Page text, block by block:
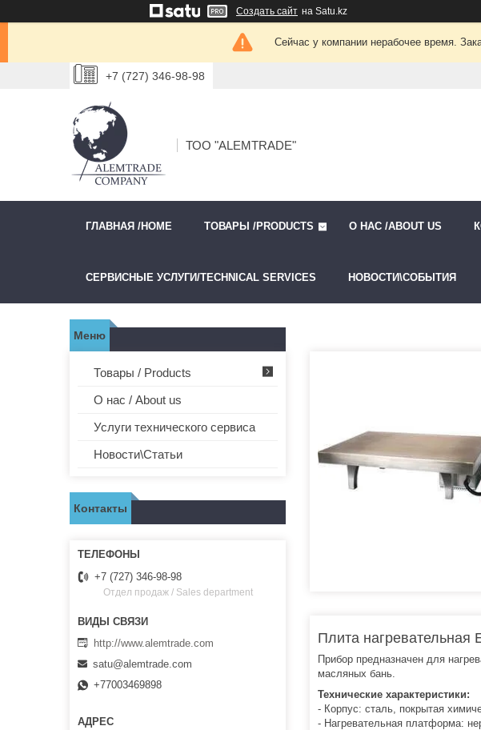
Создать сайт на Satu.kz
Сейчас у компании нерабочее время.
+7 (727) 346-98-98
ТОО "ALEMTRADE"
ГЛАВНАЯ /HOME ТОВАРЫ /PRODUCTS О НАС /ABOUT US
СЕРВИСНЫЕ УСЛУГИ/TECHNICAL SERVICES НОВОСТИ\СОБЫТИЯ
Плита нагревательная
Прибор предназначен для
масляных бань.
Технические характеристики:
- Корпус: сталь, покрытая
- Нагревательная платформа:
Товары / Products
О нас / About us
Услуги технического сервиса
Новости\Статьи
Контакты
+7 (727) 346-98-98
Отдел продаж / Sales department
http://www.alemtrade.com
satu@alemtrade.com
+77003469898